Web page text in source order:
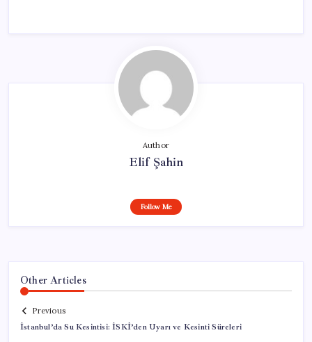
Author
Elif Şahin
Follow Me
Other Articles
Previous
İstanbul’da Su Kesintisi: İSKİ’den Uyarı ve Kesinti Süreleri